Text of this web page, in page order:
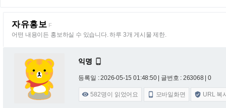
자유홍보 F
어떤 내용이든 홍보하실 수 있습니다. 하루 3개 게시물 제한.
익명 
등록일 : 2026-05-15 01:48:50 | 글번호 : 263068 | 0
 582명이 읽었어요  모바일화면  URL 복